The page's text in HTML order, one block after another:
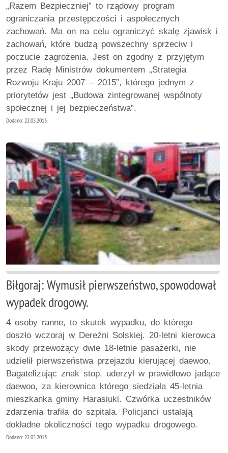
„Razem Bezpieczniej” to rządowy program
ograniczania przestępczości i aspołecznych
zachowań. Ma on na celu ograniczyć skalę zjawisk i
zachowań, które budzą powszechny sprzeciw i
poczucie zagrożenia. Jest on zgodny z przyjętym
przez Radę Ministrów dokumentem „Strategia
Rozwoju Kraju 2007 – 2015”, którego jednym z
priorytetów jest „Budowa zintegrowanej wspólnoty
społecznej i jej bezpieczeństwa”.
Dodano: 22.05.2013
Biłgoraj: Wymusił pierwszeństwo, spowodował
wypadek drogowy.
4 osoby ranne, to skutek wypadku, do którego
doszło wczoraj w Dereźni Solskiej. 20-letni kierowca
skody przewożący dwie 18-letnie pasażerki, nie
udzielił pierwszeństwa przejazdu kierującej daewoo.
Bagatelizując znak stop, uderzył w prawidłowo jadące
daewoo, za kierownica którego siedziała 45-letnia
mieszkanka gminy Harasiuki. Czwórka uczestników
zdarzenia trafiła do szpitala. Policjanci ustalają
dokładne okoliczności tego wypadku drogowego.
Dodano: 22.05.2013